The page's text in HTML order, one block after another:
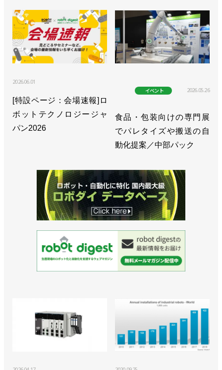
2026.06.01
[特設ページ：会場速報]ロ
ボットテクノロジージャ
パン2026
イベント 2026.05.26
食品・包装向けの専門展
でパレタイズや搬送の自
動化提案／中部パック